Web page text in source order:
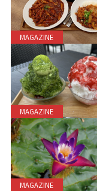
MAGAZINE
MAGAZINE
MAGAZINE